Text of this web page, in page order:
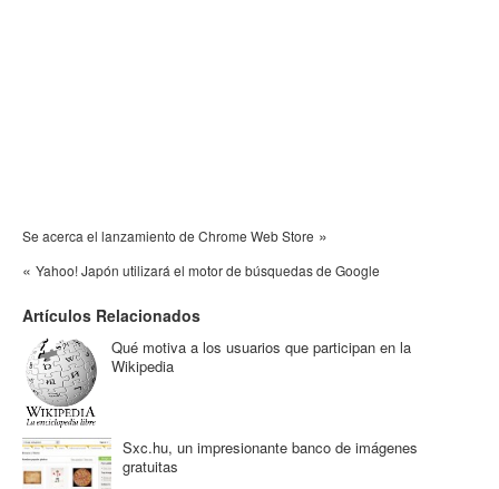
Se acerca el lanzamiento de Chrome Web Store »
« Yahoo! Japón utilizará el motor de búsquedas de Google
Artículos Relacionados
Qué motiva a los usuarios que participan en la
Wikipedia
Sxc.hu, un impresionante banco de imágenes
gratuitas